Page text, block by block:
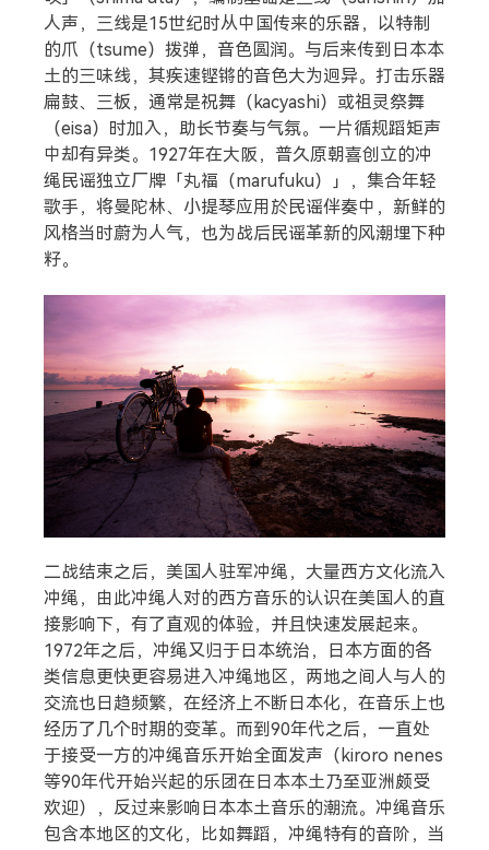
人声，三线是15世纪时从中国传来的乐器，以特制
的爪（tsume）拨弹，音色圆润。与后来传到日本本
土的三味线，其疾速铿锵的音色大为迥异。打击乐器
扁鼓、三板，通常是祝舞（kacyashi）或祖灵祭舞
（eisa）时加入，助长节奏与气氛。一片循规蹈矩声
中却有异类。1927年在大阪，普久原朝喜创立的冲
绳民谣独立厂牌「丸福（marufuku）」，集合年轻
歌手，将曼陀林、小提琴应用於民谣伴奏中，新鲜的
风格当时蔚为人气，也为战后民谣革新的风潮埋下种
籽。
二战结束之后，美国人驻军冲绳，大量西方文化流入
冲绳，由此冲绳人对的西方音乐的认识在美国人的直
接影响下，有了直观的体验，并且快速发展起来。
1972年之后，冲绳又归于日本统治，日本方面的各
类信息更快更容易进入冲绳地区，两地之间人与人的
交流也日趋频繁，在经济上不断日本化，在音乐上也
经历了几个时期的变革。而到90年代之后，一直处
于接受一方的冲绳音乐开始全面发声（kiroro nenes
等90年代开始兴起的乐团在日本本土乃至亚洲颇受
欢迎），反过来影响日本本土音乐的潮流。冲绳音乐
包含本地区的文化，比如舞蹈，冲绳特有的音阶，当